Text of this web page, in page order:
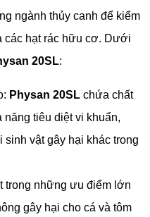
ngành thủy canh để kiểm
các hạt rác hữu cơ. Dưới
20SL:
Physan 20SL chứa chất
năng tiêu diệt vi khuẩn,
sinh vật gây hại khác trong
trong những ưu điểm lớn
gây hại cho cá và tôm